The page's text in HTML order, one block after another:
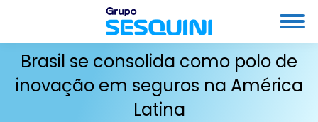
Brasil se consolida como polo de
inovação em seguros na América
Latina